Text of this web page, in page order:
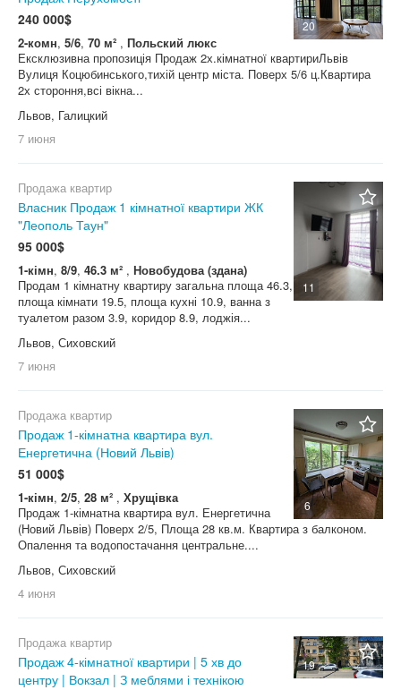
20
240 000$
2-комн, 5/6, 70 м² , Польский люкс
Ексклюзивна пропозиція Продаж 2х.кімнатної квартириЛьвів
Вулиця Коцюбинського,тихій центр міста. Поверх 5/6 ц.Квартира
2х стороння,всі вікна...
Львов, Галицкий
7 июня
11
Продажа квартир
Власник Продаж 1 кімнатної квартири ЖК
"Леополь Таун"
95 000$
1-кімн, 8/9, 46.3 м² , Новобудова (здана)
Продам 1 кімнатну квартиру загальна площа 46.3,
площа кімнати 19.5, площа кухні 10.9, ванна з
туалетом разом 3.9, коридор 8.9, лоджія...
Львов, Сиховский
7 июня
6
Продажа квартир
Продаж 1-кімнатна квартира вул.
Енергетична (Новий Львів)
51 000$
1-кімн, 2/5, 28 м² , Хрущівка
Продаж 1-кімнатна квартира вул. Енергетична
(Новий Львів) Поверх 2/5, Площа 28 кв.м. Квартира з балконом.
Опалення та водопостачання центральне....
Львов, Сиховский
4 июня
19
Продажа квартир
Продаж 4-кімнатної квартири | 5 хв до
центру | Вокзал | З меблями і технікою